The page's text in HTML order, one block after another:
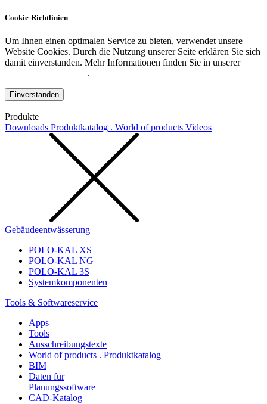
Cookie-Richtlinien
Um Ihnen einen optimalen Service zu bieten, verwendet unsere
Website Cookies. Durch die Nutzung unserer Seite erklären Sie sich
damit einverstanden. Mehr Informationen finden Sie in unserer
.
Einverstanden
Produkte
Downloads Produktkatalog . World of products Videos
Gebäudeentwässerung
POLO-KAL XS
POLO-KAL NG
POLO-KAL 3S
Systemkomponenten
Tools & Softwareservice
Apps
Tools
Ausschreibungstexte
World of products . Produktkatalog
BIM
Daten für
Planungssoftware
CAD-Katalog